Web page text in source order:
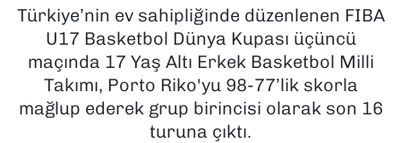
Türkiye’nin ev sahipliğinde düzenlenen FIBA
U17 Basketbol Dünya Kupası üçüncü
maçında 17 Yaş Altı Erkek Basketbol Milli
Takımı, Porto Riko'yu 98-77’lik skorla
mağlup ederek grup birincisi olarak son 16
turuna çıktı.
KÜLTÜR SANAT
MAGAZİN
POLİTİKA
Son Dakika Haberleri
Haber Arşivi